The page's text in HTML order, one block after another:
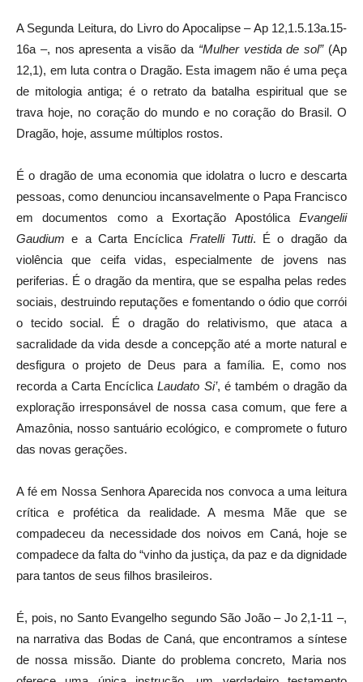
A Segunda Leitura, do Livro do Apocalipse – Ap 12,1.5.13a.15-
16a –, nos apresenta a visão da “Mulher vestida de sol”(Ap
12,1), em luta contra o Dragão. Esta imagem não é uma peça
de mitologia antiga; é o retrato da batalha espiritual que se
trava hoje, no coração do mundo e no coração do Brasil. O
Dragão, hoje, assume múltiplos rostos.
É o dragão de uma economia que idolatra o lucro e descarta
pessoas, como denunciou incansavelmente o Papa Francisco
em documentos como a Exortação Apostólica Evangelii
Gaudium e a Carta Encíclica Fratelli Tutti. É o dragão da
violência que ceifa vidas, especialmente de jovens nas
periferias. É o dragão da mentira, que se espalha pelas redes
sociais, destruindo reputações e fomentando o ódio que corrói
o tecido social. É o dragão do relativismo, que ataca a
sacralidade da vida desde a concepção até a morte natural e
desfigura o projeto de Deus para a família. E, como nos
recorda a Carta EncíclicaLaudato Si’, é também o dragão da
exploração irresponsável de nossa casa comum, que fere a
Amazônia, nosso santuário ecológico, e compromete o futuro
das novas gerações.
A fé em Nossa Senhora Aparecida nos convoca a uma leitura
crítica e profética da realidade. A mesma Mãe que se
compadeceu da necessidade dos noivos em Caná, hoje se
compadece da falta do “vinho da justiça, da paz e da dignidade
para tantos de seus filhos brasileiros.
É, pois, no Santo Evangelho segundo São João – Jo 2,1-11 –,
na narrativa das Bodas de Caná, que encontramos a síntese
de nossa missão. Diante do problema concreto, Maria nos